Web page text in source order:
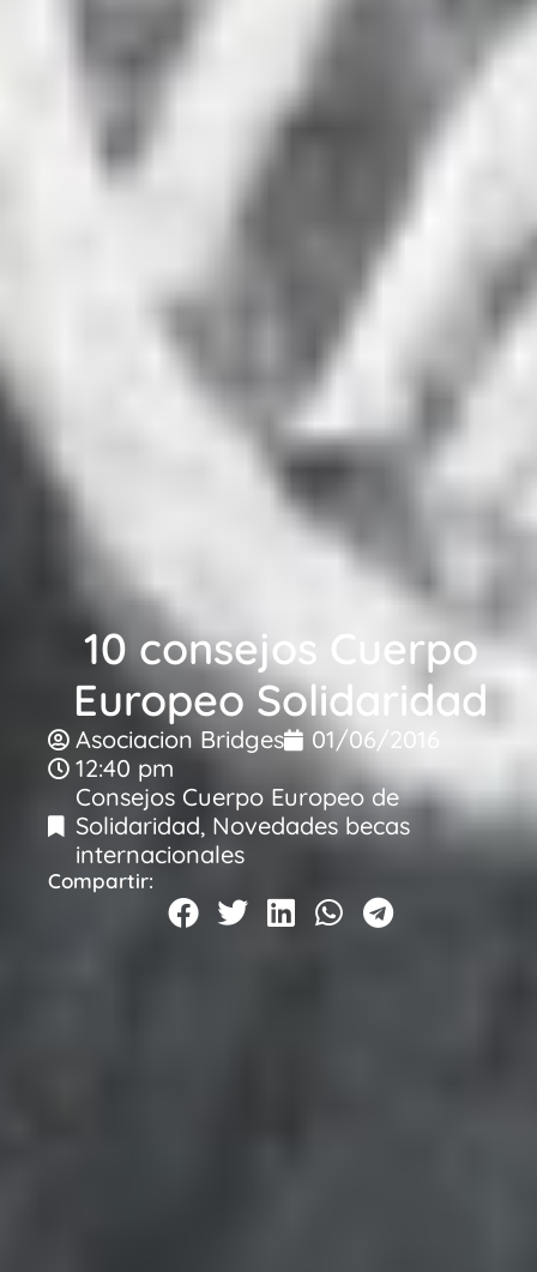
10 consejos Cuerpo
Europeo Solidaridad
Asociacion Bridges
01/06/2016
12:40 pm
Consejos Cuerpo Europeo de
Solidaridad, Novedades becas
internacionales
Compartir: